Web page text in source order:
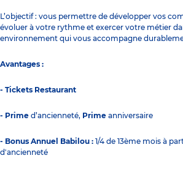
L’objectif : vous permettre de développer vos
évoluer à votre rythme et exercer votre métier
environnement qui vous accompagne
Avantages :
- Tickets Restaurant
- Prime d’ancienneté, Prime anniversaire
- Bonus Annuel Babilou : 1/4 de 13ème mois à
d'ancienneté